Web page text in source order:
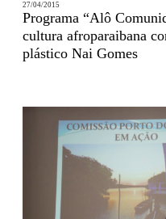
27/04/2015
Programa “Alô
cultura afroparaibana
plástico Nai Gomes